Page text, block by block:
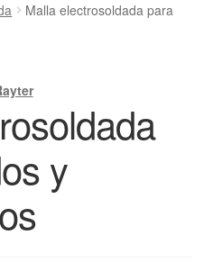
Malla electrosoldada para
y